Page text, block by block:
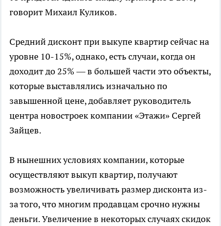
говорит Михаил Куликов.
Средний дисконт при выкупе квартир сейчас на
уровне 10-15%, однако, есть случаи, когда он
доходит до 25% — в большей части это объекты,
которые выставлялись изначально по
завышенной цене, добавляет руководитель
центра новостроек компании «Этажи» Сергей
Зайцев.
В нынешних условиях компании, которые
осуществляют выкуп квартир, получают
возможность увеличивать размер дисконта из-
за того, что многим продавцам срочно нужны
деньги. Увеличение в некоторых случаях скидок